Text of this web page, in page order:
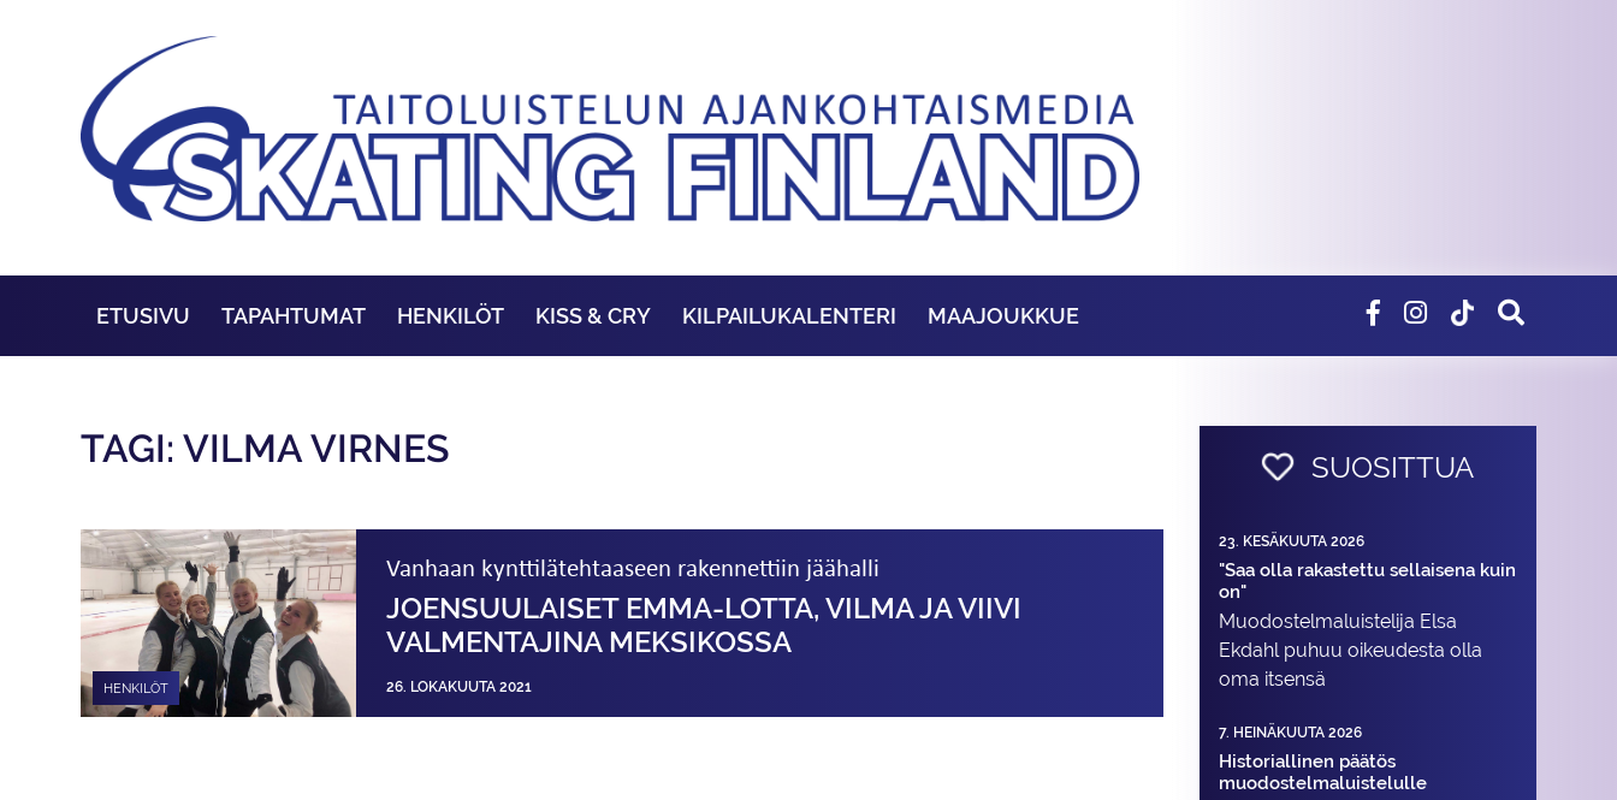
ETUSIVU TAPAHTUMAT HENKILÖT KISS & CRY KILPAILUKALENTERI MAAJOUKKUE
TAGI: VILMA VIRNES
HENKILÖT
Vanhaan kynttilätehtaaseen rakennettiin jäähalli
JOENSUULAISET EMMA-LOTTA, VILMA JA VIIVI
VALMENTAJINA MEKSIKOSSA
26. LOKAKUUTA 2021
SUOSITTUA
23. KESÄKUUTA 2026
"Saa olla rakastettu sellaisena kuin
on"
Muodostelma­luistelija Elsa
Ekdahl puhuu oikeudesta olla
oma itsensä
7. HEINÄKUUTA 2026
Historiallinen päätös
muodostelmaluistelulle